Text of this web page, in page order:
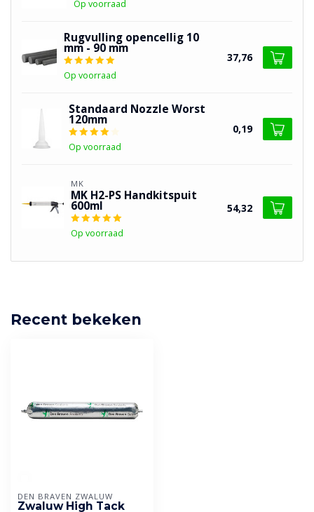
Op voorraad
Rugvulling opencellig 10
mm - 90 mm
Op voorraad
37,76
Standaard Nozzle Worst
120mm
Op voorraad
0,19
MK
MK H2-PS Handkitspuit
600ml
Op voorraad
54,32
Recent bekeken
DEN BRAVEN ZWALUW
Zwaluw High Tack